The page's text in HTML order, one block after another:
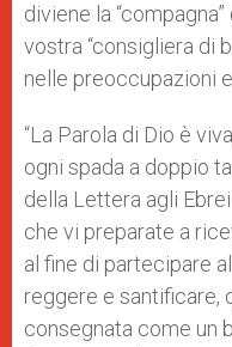
diviene la
vostra “consigliera di
nelle preoccupazioni
“La Parola di Dio è
ogni spada a doppio
della Lettera agli
che vi preparate a
al fine di partecipare
reggere e santificare,
consegnata come un